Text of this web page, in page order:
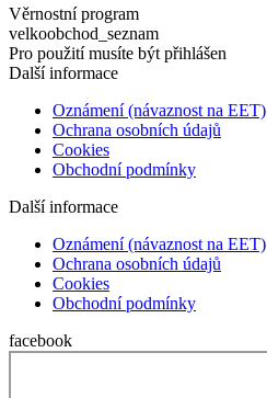
Věrnostní program
velkoobchod_seznam
Pro použití musíte být přihlášen
Další informace
Oznámení (návaznost na EET)
Ochrana osobních údajů
Cookies
Obchodní podmínky
Další informace
Oznámení (návaznost na EET)
Ochrana osobních údajů
Cookies
Obchodní podmínky
facebook